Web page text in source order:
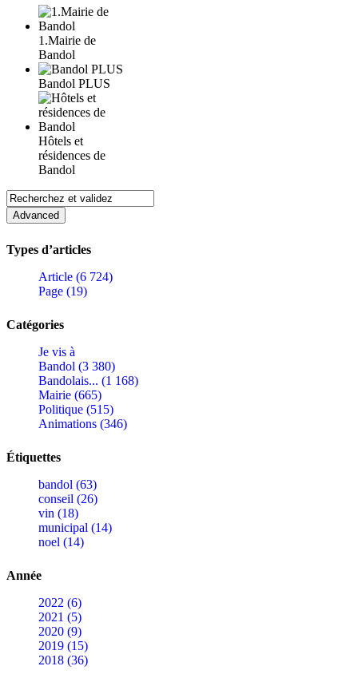
1.Mairie de
Bandol
Bandol PLUS
Hôtels et
résidences de
Bandol
Types d’articles
Article (6 724)
Page (19)
Catégories
Je vis à
Bandol (3 380)
Bandolais... (1 168)
Mairie (665)
Politique (515)
Animations (346)
Étiquettes
bandol (63)
conseil (26)
vin (18)
municipal (14)
noel (14)
Année
2022 (6)
2021 (5)
2020 (9)
2019 (15)
2018 (36)